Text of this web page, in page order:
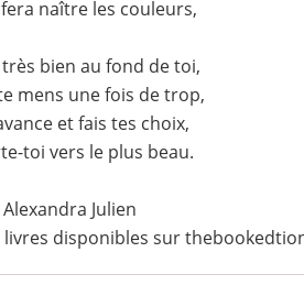
naître les couleurs,
bien au fond de toi,
mens une fois de trop,
et fais tes choix,
toi vers le plus beau.
Alexandra Julien
disponibles sur